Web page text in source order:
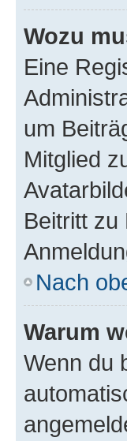
Wozu
Eine
um
Mitglied
Beitritt zu
Nach
Warum
Wenn du